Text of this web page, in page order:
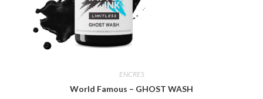
ENCRES
World Famous – GHOST WASH